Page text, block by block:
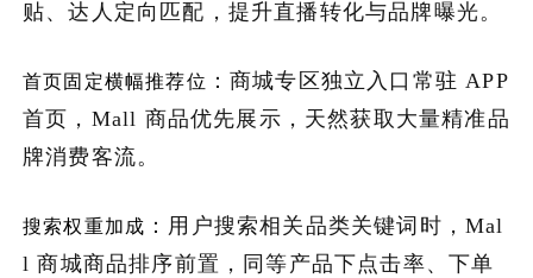
贴、达人定向匹配，提升直播转化与品牌曝光。
首页固定横幅推荐位 ：商城专区独立入口常驻 APP
首页，Mall 商品优先展示，天然获取大量精准品
牌消费客流。
搜索权重加成 ：用户搜索相关品类关键词时，Mal
l 商城商品排序前置，同等产品下点击率、下单